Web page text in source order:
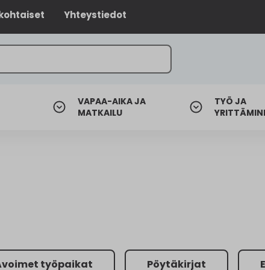
Yhteystiedot
VAPAA-AIKA JA
MATKAILU
TYÖ JA
työpaikat Pöytäkirjat